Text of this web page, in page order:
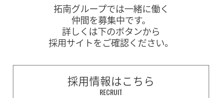
拓南グループでは一緒に働く
仲間を募集中です。
詳しくは下のボタンから
採用サイトをご確認ください。
採用情報はこちら
RECRUIT